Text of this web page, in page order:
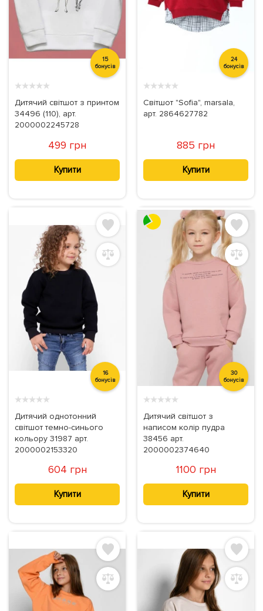
15
бонусів
★★★★★
Дитячий світшот з принтом
34496 (110), арт.
2000002245728
499 грн
Купити
24
бонусів
★★★★★
Світшот "Sofia", marsala,
арт. 2864627782
885 грн
Купити
16
бонусів
★★★★★
Дитячий однотонний
світшот темно-синього
кольору 31987 арт.
2000002153320
604 грн
Купити
30
бонусів
★★★★★
Дитячий світшот з
написом колір пудра
38456 арт.
2000002374640
1100 грн
Купити